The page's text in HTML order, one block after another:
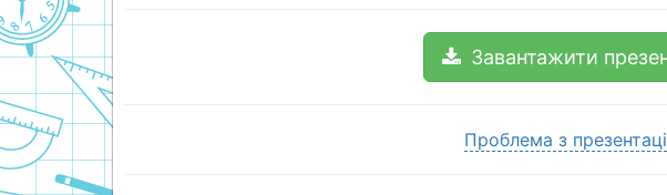
Завантажити
Проблема з